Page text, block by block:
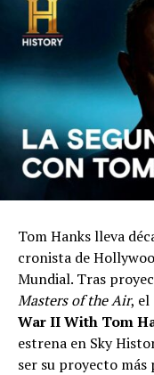
Tom Hanks lleva
cronista de
Mundial. Tras
Masters of the Air, el
War II With Tom
estrena en Sky
ser su proyecto más